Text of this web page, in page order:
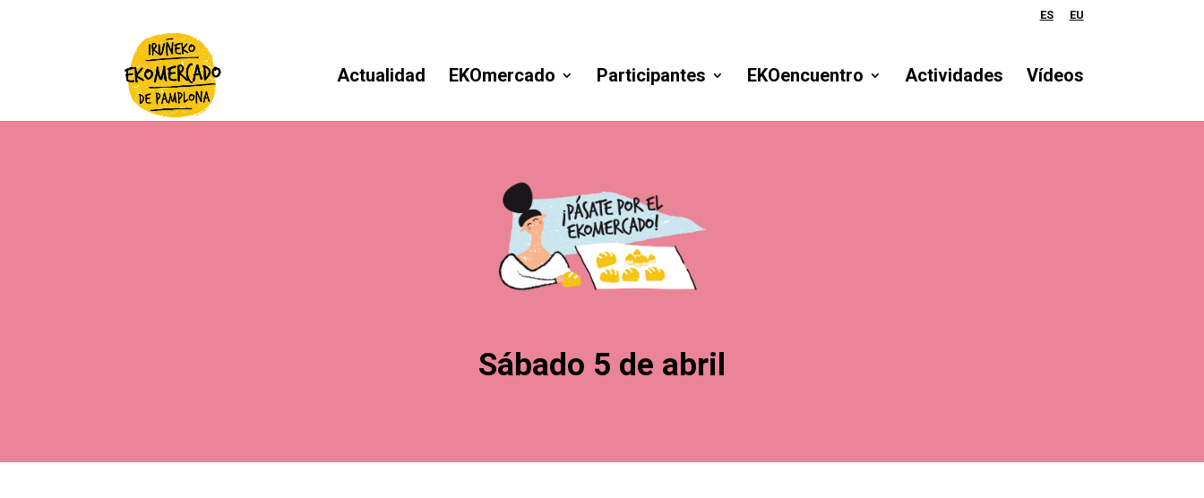
ES EU
Actualidad EKOmercado Participantes EKOencuentro Actividades Vídeos
Sábado 5 de abril